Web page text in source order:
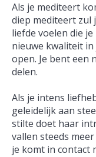
Als je mediteert
diep mediteert zul
liefde voelen die
nieuwe kwaliteit
open. Je bent een
delen.
Als je intens
geleidelijk aan
stilte doet haar
vallen steeds
je komt in contact